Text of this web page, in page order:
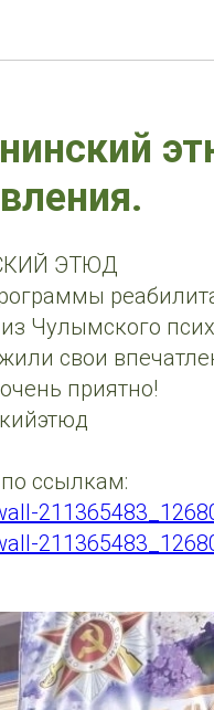
ЭТЮД
Чулымского
свои
приятно!
ссылкам: